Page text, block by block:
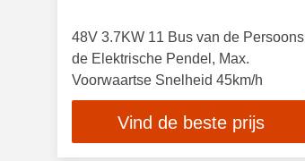
48V 3.7KW 11 Bus van de Persoons
de Elektrische Pendel, Max.
Voorwaartse Snelheid 45km/h
Vind de beste prijs